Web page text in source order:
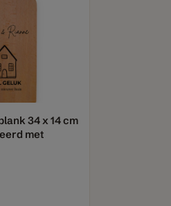
34 x 14 cm
met